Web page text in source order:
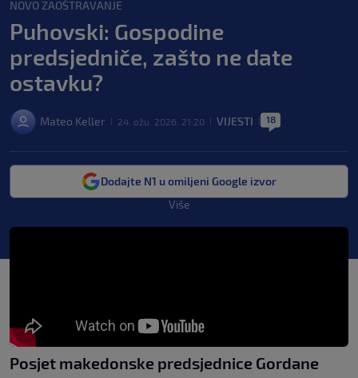
NOVO ZAOŠTRAVANJE
Puhovski: Gospodine
predsjedniče, zašto ne date
ostavku?
Mateo Keller 24. ožu. 2026. 21:20 VIJESTI 18
Dodajte N1 u omiljeni Google izvor
Više
Posjet makedonske predsjednice Gordane